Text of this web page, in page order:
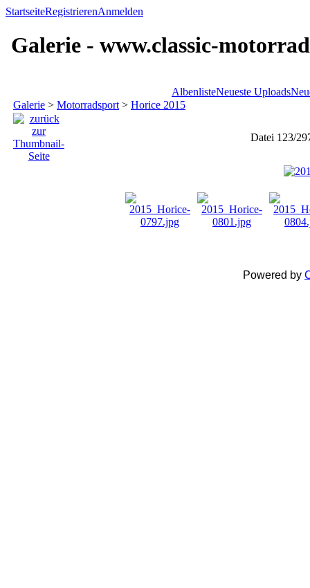
StartseiteRegistrierenAnmelden
Galerie - www.classic-
AlbenlisteNeueste Uploads
Galerie > Motorradsport > Horice 2015
Datei 123/
Powered by